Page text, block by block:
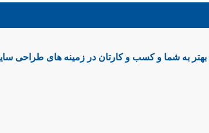
به شما و کسب و کارتان در زمینه های طراحی سایت،